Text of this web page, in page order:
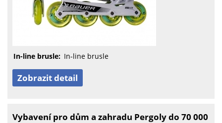
In-line brusle: In-line brusle
Zobrazit detail
Vybavení pro dům a zahradu Pergoly do 70 000